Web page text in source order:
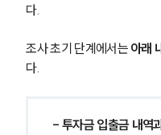
다.
조사 초기 단계에서는 아래
다.
- 투자금 입출금 내역